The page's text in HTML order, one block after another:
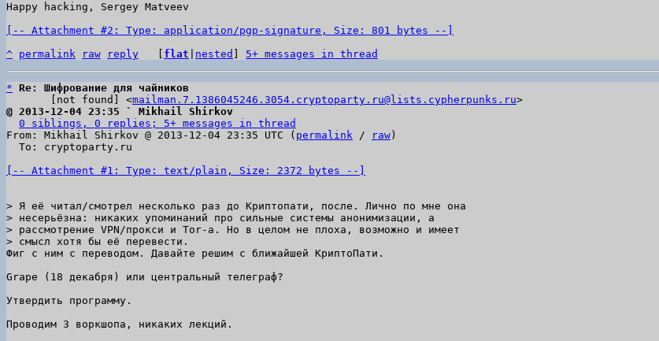
Happy hacking, Sergey Matveev
[-- Attachment #2: Type: application/pgp-signature, Size: 801 bytes --]
^
permalink raw reply flat nested 5+ messages in thread
* Re: Шифрование для чайников
       [not found] <
mailman.7.1386045246.3054.cryptoparty.ru@lists.cypherpunks.ru
@ 2013-12-04 23:35 ` Mikhail Shirkov
0 siblings, 0 replies; 5+ messages in thread
From: Mikhail Shirkov @ 2013-12-04 23:35 UTC ( permalink / raw )
[-- Attachment #1: Type: text/plain, Size: 2372 bytes --]
> Я её читал/смотрел несколько раз до Криптопати, после. Лично по мне она
> несерьёзна: никаких упоминаний про сильные системы анонимизации, а
> рассмотрение VPN/прокси и Tor-а. Но в целом не плоха, возможно и имеет
Фиг с ним с переводом. Давайте решим с ближайшей КриптоПати.
Grape (18 декабря) или центральный телеграф?
Утвердить программу.
Проводим 3 воркшопа, никаких лекций.